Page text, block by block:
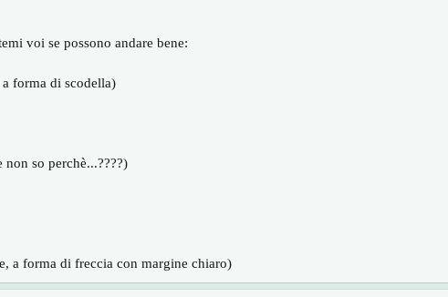
voi se possono andare bene:
forma di scodella)
so perchè...????)
a forma di freccia con margine chiaro)